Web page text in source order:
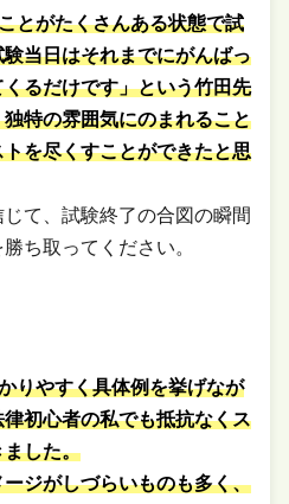
とがたくさんある状態で試
当日はそれまでにがんばっ
るだけです」という竹田先
特の雰囲気にのまれること
を尽くすことができたと思
て、試験終了の合図の瞬間
ち取ってください。
りやすく具体例を挙げなが
初心者の私でも抵抗なくス
ました。
ジがしづらいものも多く、